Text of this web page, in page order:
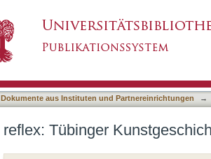
Dokumente aus Instituten und Partnereinrichtungen →
reflex: Tübinger